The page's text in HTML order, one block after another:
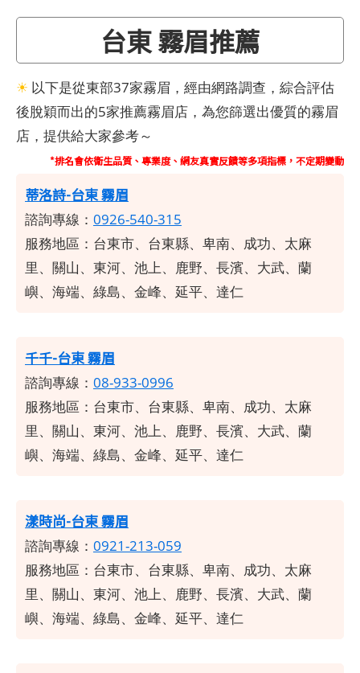
台東 霧眉推薦
☀ 以下是從東部37家霧眉，經由網路調查，綜合評估
後脫穎而出的5家推薦霧眉店，為您篩選出優質的霧眉
店，提供給大家參考～
*排名會依衛生品質、專業度、網友真實反饋等多項指標，不定期變動
蒂洛詩-台東 霧眉
諮詢專線： 0926-540-315
服務地區：台東市、台東縣、卑南、成功、太麻
里、關山、東河、池上、鹿野、長濱、大武、蘭
嶼、海端、綠島、金峰、延平、達仁
千千-台東 霧眉
諮詢專線： 08-933-0996
服務地區：台東市、台東縣、卑南、成功、太麻
里、關山、東河、池上、鹿野、長濱、大武、蘭
嶼、海端、綠島、金峰、延平、達仁
漾時尚-台東 霧眉
諮詢專線： 0921-213-059
服務地區：台東市、台東縣、卑南、成功、太麻
里、關山、東河、池上、鹿野、長濱、大武、蘭
嶼、海端、綠島、金峰、延平、達仁